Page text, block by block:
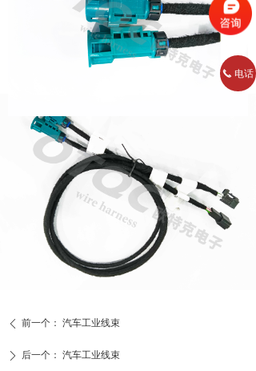
ꄲ 后一个： 汽车工业线束
ꄴ 前一个： 汽车工业线束
끅 电话